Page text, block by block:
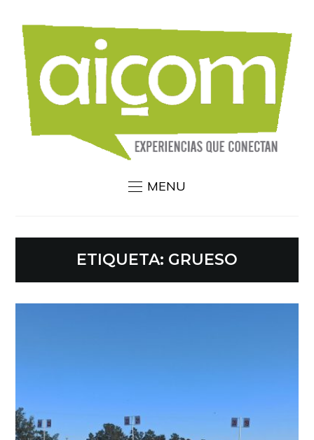
MENU
ETIQUETA: GRUESO